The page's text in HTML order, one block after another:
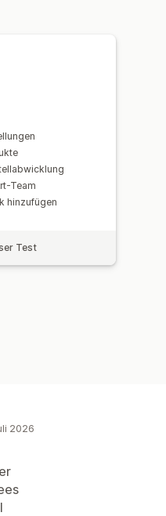
Team
hinzufügen
Test
2026